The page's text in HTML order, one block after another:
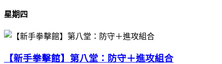
星期四
【新手拳擊館】第八堂：防守＋進攻組合